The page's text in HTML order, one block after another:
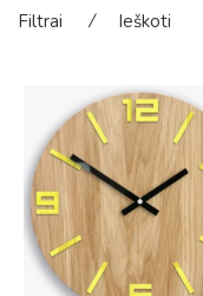
Filtrai ⁄ Ieškoti